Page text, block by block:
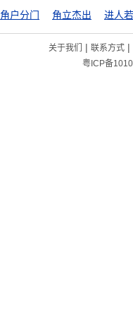
角户分门 角立杰出
关于我们 | 联系方式|
粤ICP备